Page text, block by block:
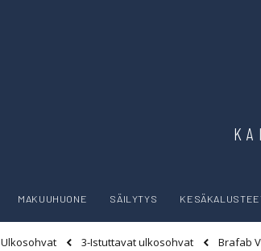
MAKUUHUONE SÄILYTYS
Ulkosohvat 3-Istuttavat ulkosohvat
Brafab